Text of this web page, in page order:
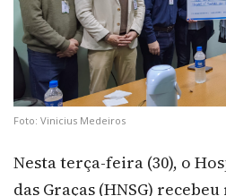
Foto: Vinicius Medeiros
Nesta terça-feira (30), o
das Graças (HNSG)